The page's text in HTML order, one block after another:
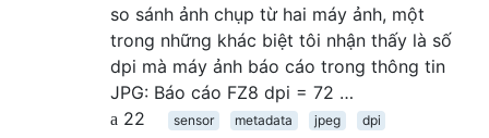
so sánh ảnh chụp từ hai máy ảnh, một
trong những khác biệt tôi nhận thấy là số
dpi mà máy ảnh báo cáo trong thông tin
JPG: Báo cáo FZ8 dpi = 72 …
22
sensor metadata jpeg dpi